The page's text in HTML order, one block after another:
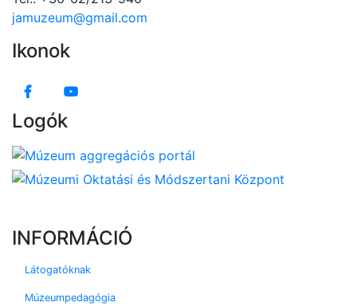
jamuzeum@gmail.com
Ikonok
Logók
INFORMÁCIÓ
Látogatóknak
Múzeumpedagógia